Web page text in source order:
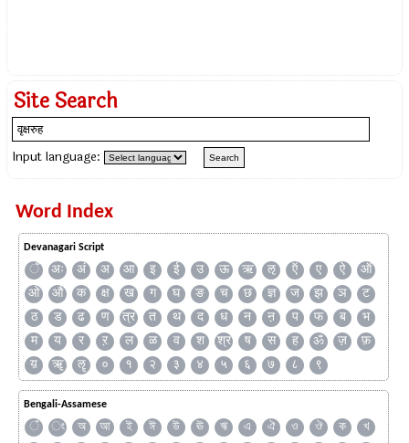
Site Search
Input language:
Word Index
Devanagari Script
ँ अः अं अ आ इ ई उ ऊ ऋ ऌ ऍ ए ऐ
ऑ
ओ
औ क क्ष ख ग घ ङ च छ ज्ञ ज झ ञ
ट
ठ
ड ढ ण त्र त थ द ध न ऩ प फ ब
भ
म
य र ऱ ल ळ व श श्र ष स ह ॐ ज़
फ़
य़
ॠ ॡ ० १ २ ३ ४ ५ ६ ७ ८ ९
Bengali-Assamese
ঁ ং অ আ ই ঈ উ ঊ ঋ এ ঐ ও ঔ ক
খ